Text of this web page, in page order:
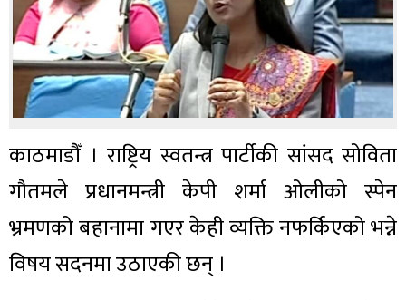
काठमाडौँ । राष्ट्रिय स्वतन्त्र पार्टीकी सांसद सोविता
गौतमले प्रधानमन्त्री केपी शर्मा ओलीको स्पेन
भ्रमणको बहानामा गएर केही व्यक्ति नफर्किएको भन्ने
विषय सदनमा उठाएकी छन् ।